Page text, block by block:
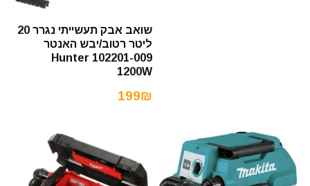
שואב אבק תעשייתי נגרר 20
ליטר רטוב/יבש האנטר
Hunter 102201-009
1200W
199₪